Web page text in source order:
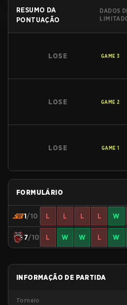
RESUMO DA
PONTUAÇÃO
DADOS
LOSE GAME 3
LOSE GAME 2
LOSE GAME 1
FORMULÁRIO
1/10 L L L L W
7/10 L W W L W
INFORMAÇÃO DE PARTIDA
Torneio